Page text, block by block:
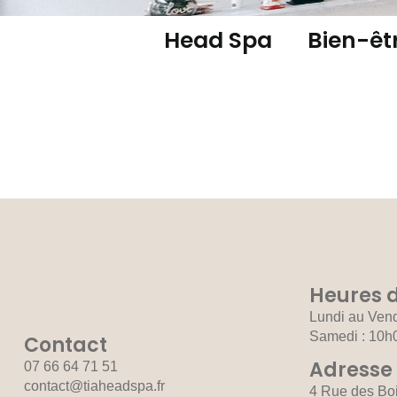
Head Spa Bien-
Contact
07 66 64 71 51
contact@tiaheadspa.fr
Heures
Lundi au
Samedi :
Adresse
4 Rue des